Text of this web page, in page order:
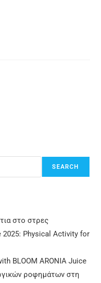
SEARCH
στο στρες
2025: Physical Activity for
BLOOM ARONIA Juice
ροφημάτων στη